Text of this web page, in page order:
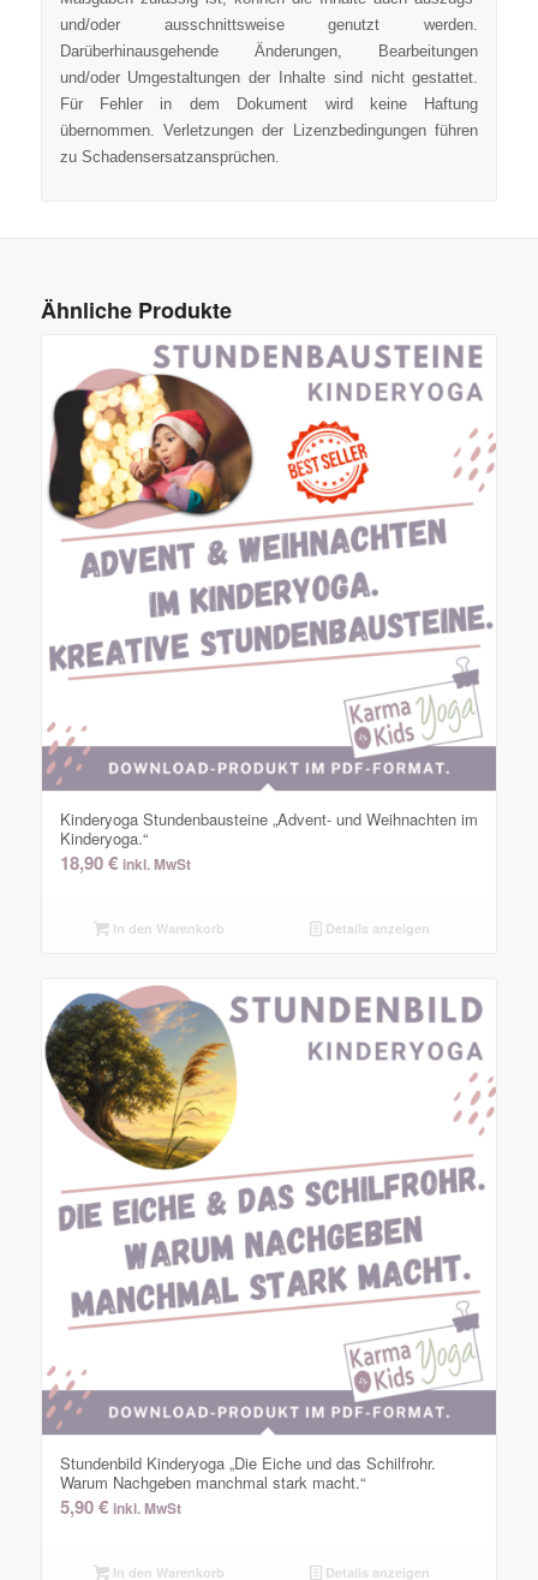
und/oder ausschnittsweise genutzt werden.
Darüberhinausgehende Änderungen, Bearbeitungen
und/oder Umgestaltungen der Inhalte sind nicht gestattet.
Für Fehler in dem Dokument wird keine Haftung
übernommen. Verletzungen der Lizenzbedingungen führen
zu Schadensersatzansprüchen.
Ähnliche Produkte
Kinderyoga Stundenbausteine „Advent- und Weihnachten im
Kinderyoga.“
18,90€ inkl. MwSt
In den Warenkorb Details anzeigen
Stundenbild Kinderyoga „Die Eiche und das Schilfrohr.
Warum Nachgeben manchmal stark macht.“
5,90€ inkl. MwSt
In den Warenkorb Details anzeigen